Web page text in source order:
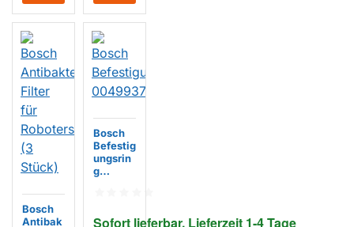
Bosch
Antibak
Sofort lieferbar, Lieferzeit 1-4 Tage
Bosch
Befestig
ungsrin
g